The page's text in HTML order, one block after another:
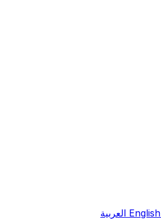
English العربية